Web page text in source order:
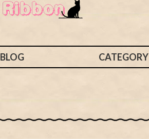
BLOG CATEGORY